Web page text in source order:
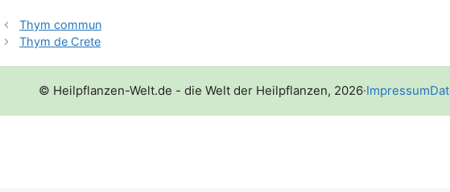
Thym commun
Thym de Crete
© Heilpflanzen-Welt.de - die Welt der Heilpflanzen, 2026·Impressum